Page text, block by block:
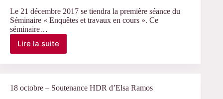
Le 21 décembre 2017 se tiendra la première séance du
Séminaire « Enquêtes et travaux en cours ». Ce
séminaire…
Lire la suite
Le
Séminaire
18 octobre – Soutenance HDR d’Elsa Ramos